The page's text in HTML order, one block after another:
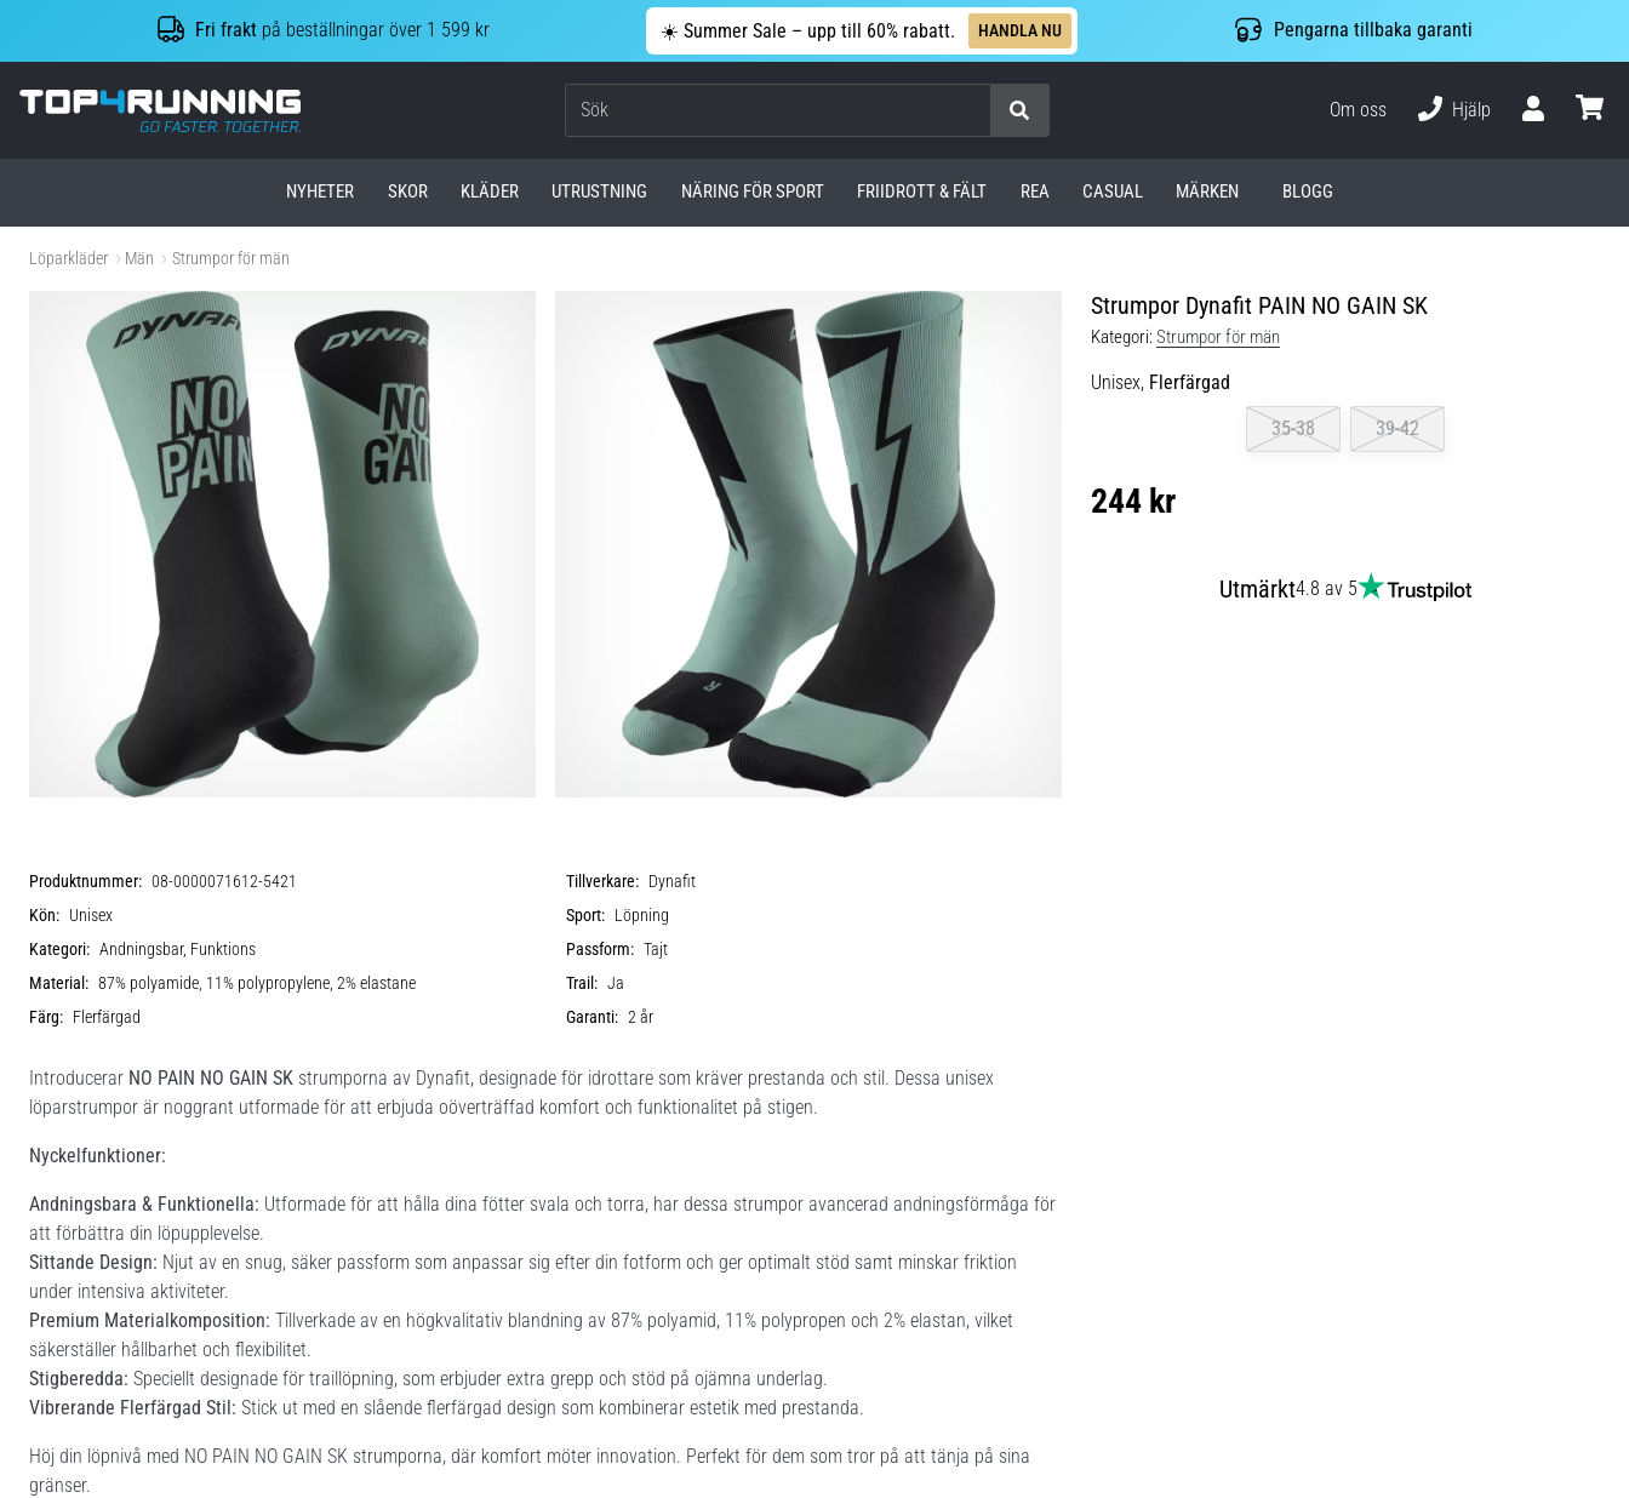
Fri frakt på beställningar över 1 599 kr ☀️ Summer Sale – upp till 60% rabatt. HANDLA NU Pengarna tillbaka garanti
Top4Running.se
Om oss
Hjälp
NYHETER SKOR KLÄDER UTRUSTNING NÄRING FÖR SPORT FRIIDROTT & FÄLT REA CASUAL MÄRKEN BLOGG
Löparkläder Män Strumpor för män
Strumpor Dynafit PAIN NO GAIN SK
Kategori:Strumpor för män
Unisex, Flerfärgad
35-38
39-42
244 kr
Utmärkt4.8 av 5
Produktnummer: 08-0000071612-5421 Tillverkare: Dynafit
Kön: Unisex Sport: Löpning
Kategori: Andningsbar, Funktions Passform: Tajt
Material: 87% polyamide, 11% polypropylene, 2% elastane Trail: Ja
Färg: Flerfärgad Garanti: 2 år
Introducerar NO PAIN NO GAIN SK strumporna av Dynafit, designade för idrottare som kräver prestanda och stil. Dessa unisex
löparstrumpor är noggrant utformade för att erbjuda oöverträffad komfort och funktionalitet på stigen.
Nyckelfunktioner:
Andningsbara & Funktionella: Utformade för att hålla dina fötter svala och torra, har dessa strumpor avancerad andningsförmåga för
att förbättra din löpupplevelse.
Sittande Design: Njut av en snug, säker passform som anpassar sig efter din fotform och ger optimalt stöd samt minskar friktion
under intensiva aktiviteter.
Premium Materialkomposition: Tillverkade av en högkvalitativ blandning av 87% polyamid, 11% polypropen och 2% elastan, vilket
säkerställer hållbarhet och flexibilitet.
Stigberedda: Speciellt designade för traillöpning, som erbjuder extra grepp och stöd på ojämna underlag.
Vibrerande Flerfärgad Stil: Stick ut med en slående flerfärgad design som kombinerar estetik med prestanda.
Höj din löpnivå med NO PAIN NO GAIN SK strumporna, där komfort möter innovation. Perfekt för dem som tror på att tänja på sina
gränser.